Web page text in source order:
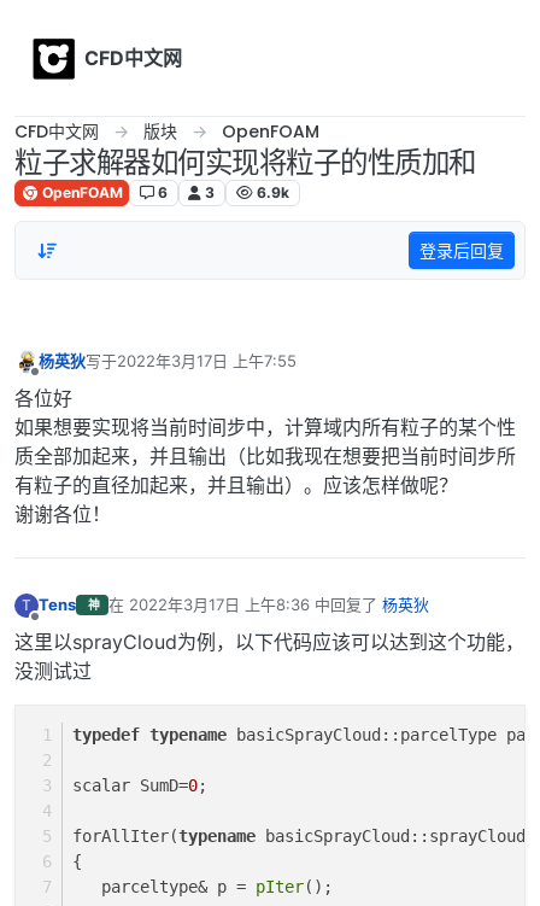
CFD中文网
CFD中文网 版块 OpenFOAM
粒子求解器如何实现将粒子的性质加和
OpenFOAM 6 3 6.9k
登录后回复
杨英狄写于2022年3月17日 上午7:55
最后由 编辑
各位好
如果想要实现将当前时间步中，计算域内所有粒子的某个性
质全部加起来，并且输出（比如我现在想要把当前时间步所
有粒子的直径加起来，并且输出）。应该怎样做呢？
谢谢各位！
T Tens 神 在 2022年3月17日 上午8:36中回复了 杨英狄
最后由 编辑
这里以sprayCloud为例，以下代码应该可以达到这个功能，
没测试过
typedef typename basicSprayCloud::parcelType
scalar SumD=0;
forAllIter(typename
{
   parceltype& p =
pIter();